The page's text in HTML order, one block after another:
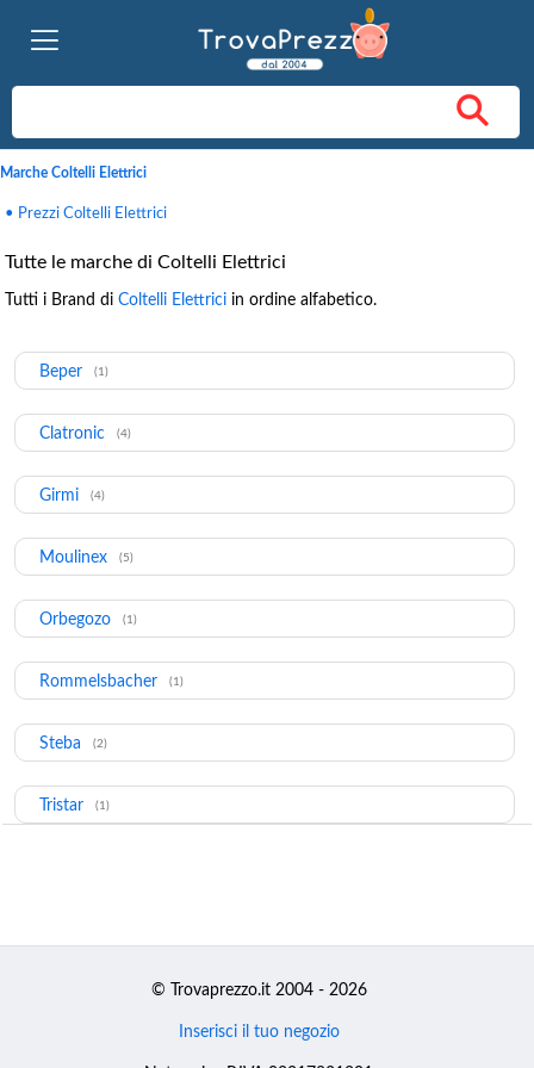
Marche Coltelli Elettrici
• Prezzi Coltelli Elettrici
Tutte le marche di Coltelli Elettrici
Tutti i Brand di Coltelli Elettrici in ordine alfabetico.
Beper (1)
Clatronic (4)
Girmi (4)
Moulinex (5)
Orbegozo (1)
Rommelsbacher (1)
Steba (2)
Tristar (1)
© Trovaprezzo.it 2004 - 2026
Inserisci il tuo negozio